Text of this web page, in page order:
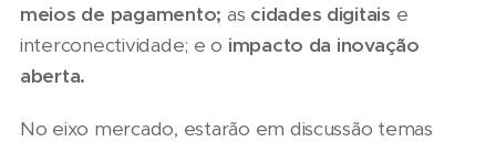
meios de pagamento; as cidades digitais e
interconectividade; e o impacto da inovação
aberta.
No eixo mercado, estarão em discussão temas